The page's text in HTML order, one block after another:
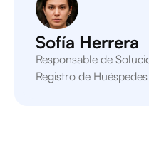
Sofía Herrera
Responsable de
Registro de